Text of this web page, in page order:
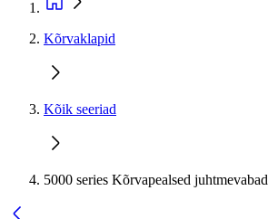
Kõrvaklapid
Kõik seeriad
5000 series Kõrvapealsed